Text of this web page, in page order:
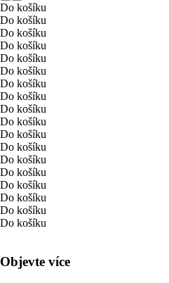
Do košíku
Do košíku
Do košíku
Do košíku
Do košíku
Do košíku
Do košíku
Do košíku
Do košíku
Do košíku
Do košíku
Do košíku
Do košíku
Do košíku
Do košíku
Do košíku
Do košíku
Do košíku
Objevte více